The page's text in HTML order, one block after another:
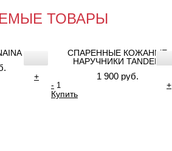
ТОВАРЫ
+
СПАРЕННЫЕ КОЖАНЫЕ
НАРУЧНИКИ TANDEM
1 900 руб.
-
+
Купить